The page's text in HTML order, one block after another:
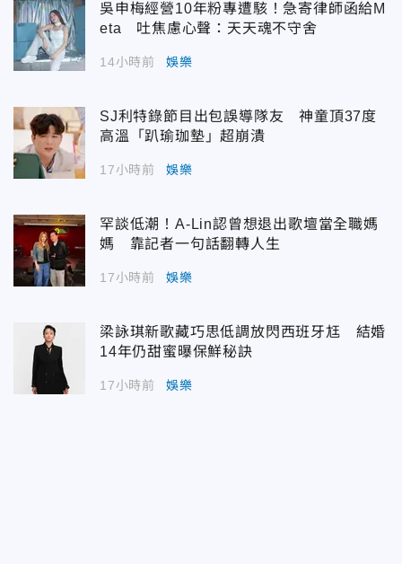
吳申梅經營10年粉專遭駭！急寄律師函給M
eta 吐焦慮心聲：天天魂不守舍
14小時前 娛樂
SJ利特錄節目出包誤導隊友 神童頂37度
高溫「趴瑜珈墊」超崩潰
17小時前 娛樂
罕談低潮！A-Lin認曾想退出歌壇當全職媽
媽 靠記者一句話翻轉人生
17小時前 娛樂
梁詠琪新歌藏巧思低調放閃西班牙尪 結婚
14年仍甜蜜曝保鮮秘訣
17小時前 娛樂